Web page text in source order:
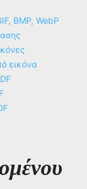
BMP, WebP
εικόνα